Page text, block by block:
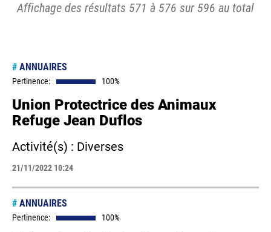
Affichage des résultats 571 à 576 sur 596 au total
# ANNUAIRES
Pertinence: 100%
Union Protectrice des Animaux
Refuge Jean Duflos
Activité(s) : Diverses
21/11/2022 10:24
# ANNUAIRES
Pertinence: 100%